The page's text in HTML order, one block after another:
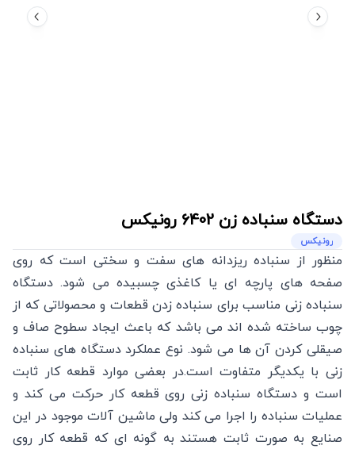
دستگاه سنباده زن 6402 رونیکس
رونیکس
منظور از سنباده ریزدانه های سفت و سختی است که روی
صفحه های پارچه ای یا کاغذی چسبیده می شود. دستگاه
سنباده زنی مناسب برای سنباده زدن قطعات و محصولاتی که از
چوب ساخته شده اند می باشد که باعث ایجاد سطوح صاف و
صیقلی کردن آن ها می شود. نوع عملکرد دستگاه های سنباده
زنی با یکدیگر متفاوت است.در بعضی موارد قطعه کار ثابت
است و دستگاه سنباده زنی روی قطعه کار حرکت می کند و
عملیات سنباده را اجرا می کند ولی ماشین آلات موجود در این
صنایع به صورت ثابت هستند به گونه ای که قطعه کار روی